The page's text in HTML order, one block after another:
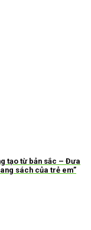
tạo từ bản sắc – Đưa
sách của trẻ em”